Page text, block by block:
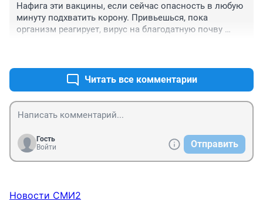
Нафига эти вакцины, если сейчас опасность в любую
минуту подхватить корону. Привьешься, пока
организм реагирует, вирус на благодатную почву
Читать все комментарии
Гость
Войти
Отправить
Новости СМИ2